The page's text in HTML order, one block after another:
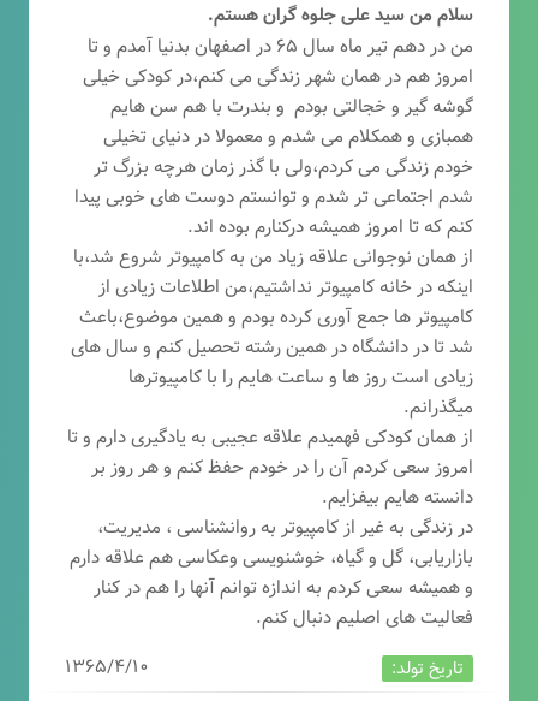
سلام من سید علی جلوه گران هستم.
من در دهم تیر ماه سال ۶۵ در اصفهان بدنیا آمدم و تا
امروز هم در همان شهر زندگی می کنم،در کودکی خیلی
گوشه گیر و خجالتی بودم و بندرت با هم سن هایم
همبازی و همکلام می شدم و معمولا در دنیای تخیلی
خودم زندگی می کردم،ولی با گذر زمان هرچه بزرگ تر
شدم اجتماعی تر شدم و توانستم دوست های خوبی پیدا
کنم که تا امروز همیشه درکنارم بوده اند.
از همان نوجوانی علاقه زیاد من به کامپیوتر شروع شد،با
اینکه در خانه کامپیوتر نداشتیم،من اطلاعات زیادی از
کامپیوتر ها جمع آوری کرده بودم و همین موضوع،باعث
شد تا در دانشگاه در همین رشته تحصیل کنم و سال های
زیادی است روز ها و ساعت هایم را با کامپیوترها
میگذرانم.
از همان کودکی فهمیدم علاقه عجیبی به یادگیری دارم و تا
امروز سعی کردم آن را در خودم حفظ کنم و هر روز بر
دانسته هایم بیفزایم.
در زندگی به غیر از کامپیوتر به روانشناسی ، مدیریت،
بازاریابی، گل و گیاه، خوشنویسی وعکاسی هم علاقه دارم
و همیشه سعی کردم به اندازه توانم آنها را هم در کنار
فعالیت های اصلیم دنبال کنم.
تاریخ تولد: ۱۳۶۵/۴/۱۰